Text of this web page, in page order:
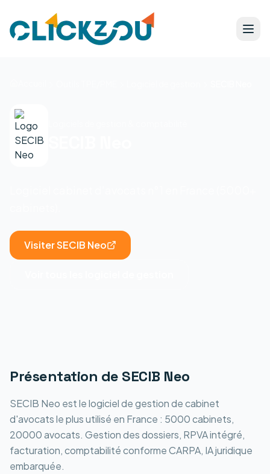
VisiterSECIB Neo
Présentation de SECIB Neo
SECIB Neo est le logiciel de gestion de cabinet
d'avocats le plus utilisé en France : 5000 cabinets,
20000 avocats. Gestion des dossiers, RPVA intégré,
facturation, comptabilité conforme CARPA, IA juridique
embarquée.